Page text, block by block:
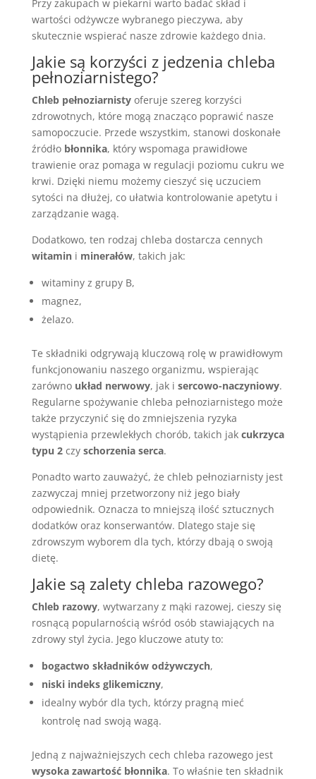
Przy zakupach w piekarni warto badać skład i
wartości odżywcze wybranego pieczywa, aby
skutecznie wspierać nasze zdrowie każdego dnia.
Jakie są korzyści z jedzenia chleba
pełnoziarnistego?
Chleb pełnoziarnistyoferuje szereg korzyści
zdrowotnych, które mogą znacząco poprawić nasze
samopoczucie. Przede wszystkim, stanowi doskonałe
źródło błonnika, który wspomaga prawidłowe
trawienie oraz pomaga w regulacji poziomu cukru we
krwi. Dzięki niemu możemy cieszyć się uczuciem
sytości na dłużej, co ułatwia kontrolowanie apetytu i
zarządzanie wagą.
Dodatkowo, ten rodzaj chleba dostarcza cennych
witamini minerałów, takich jak:
witaminy z grupy B,
magnez,
żelazo.
Te składniki odgrywają kluczową rolę w prawidłowym
funkcjonowaniu naszego organizmu, wspierając
zarówno układ nerwowy, jak i sercowo-naczyniowy.
Regularne spożywanie chleba pełnoziarnistego może
także przyczynić się do zmniejszenia ryzyka
wystąpienia przewlekłych chorób, takich jak cukrzyca
typu 2czy schorzenia serca.
Ponadto warto zauważyć, że chleb pełnoziarnisty jest
zazwyczaj mniej przetworzony niż jego biały
odpowiednik. Oznacza to mniejszą ilość sztucznych
dodatków oraz konserwantów. Dlatego staje się
zdrowszym wyborem dla tych, którzy dbają o swoją
dietę.
Jakie są zalety chleba razowego?
Chleb razowy, wytwarzany z mąki razowej, cieszy się
rosnącą popularnością wśród osób stawiających na
zdrowy styl życia. Jego kluczowe atuty to:
bogactwo składników odżywczych,
niski indeks glikemiczny,
idealny wybór dla tych, którzy pragną mieć
kontrolę nad swoją wagą.
Jedną z najważniejszych cech chleba razowego jest
wysoka zawartość błonnika. To właśnie ten składnik